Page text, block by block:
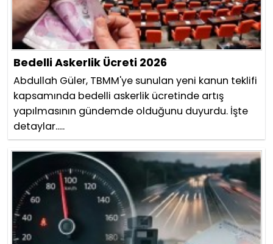
Bedelli Askerlik Ücreti 2026
Abdullah Güler, TBMM'ye sunulan yeni kanun teklifi
kapsamında bedelli askerlik ücretinde artış
yapılmasının gündemde olduğunu duyurdu. İşte
detaylar.....